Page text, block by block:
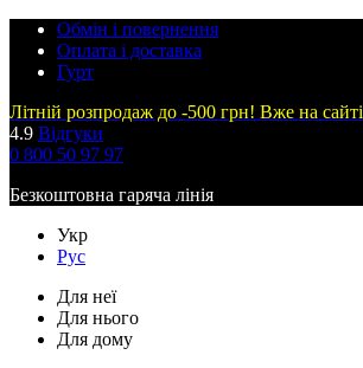
Обмін і повернення
Оплата і доставка
Гурт
Літній розпродаж до -500 грн! Вже на сайті
4.9 Відгуки
0 800 50 97 97
Безкоштовна гаряча лінія
Укр
Рус
Для неї
Для нього
Для дому